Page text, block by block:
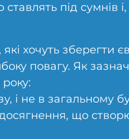
під сумнів
хочуть зберегти
повагу. Як
і не в загальному
що